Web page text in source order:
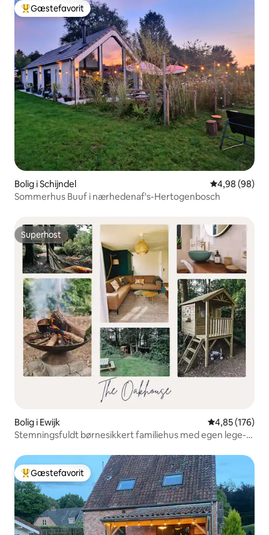
Bedste gæstefavorit
Gæstefavorit
Bolig i Schijndel 4,98 ud af 5 i
4,98 (98)
Sommerhus Buuf i nærhedenaf's-Hertogenbosch
Superhost
Superhost
Bolig i Ewijk 4,85 ud af 5 i
4,85 (176)
Stemningsfuldt børnesikkert familiehus med egen lege-
Bedste gæstefavorit
Gæstefavorit